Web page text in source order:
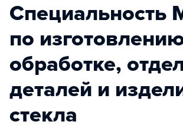
Специальность
по
обработке,
деталей и
стекла